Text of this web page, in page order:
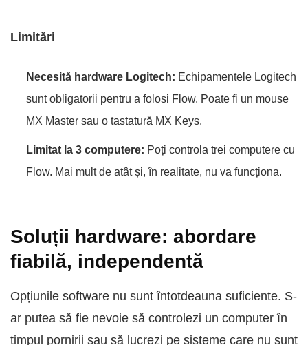
Limitări
Necesită hardware Logitech: Echipamentele Logitech
sunt obligatorii pentru a folosi Flow. Poate fi un mouse
MX Master sau o tastatură MX Keys.
Limitat la 3 computere: Poți controla trei computere cu
Flow. Mai mult de atât și, în realitate, nu va funcționa.
Soluții hardware: abordare
fiabilă, independentă
Opțiunile software nu sunt întotdeauna suficiente. S-
ar putea să fie nevoie să controlezi un computer în
timpul pornirii sau să lucrezi pe sisteme care nu sunt